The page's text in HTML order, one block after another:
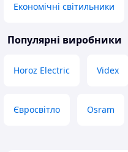
Економічні світильники
Популярні виробники
Horoz Electric Videx
Євросвітло Osram